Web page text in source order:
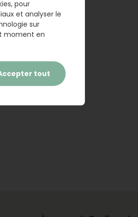
pour
et analyser le
sur
moment en
tout